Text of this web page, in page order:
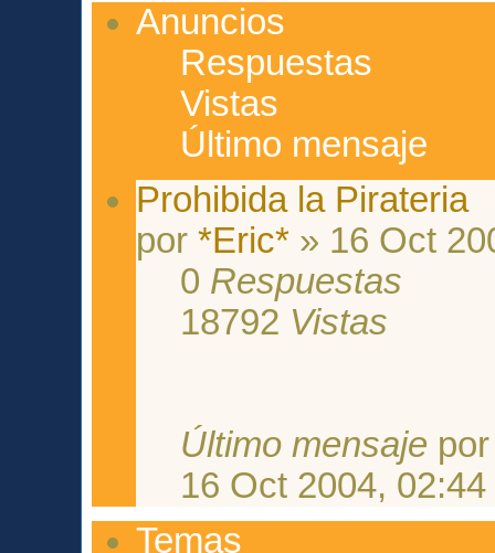
Anuncios
Respuestas
Vistas
Último mensaje
Prohibida la Pirateria
por*Eric* » 16 Oct
0 Respuestas
18792 Vistas
Último mensaje
16 Oct 2004, 02:44
Temas